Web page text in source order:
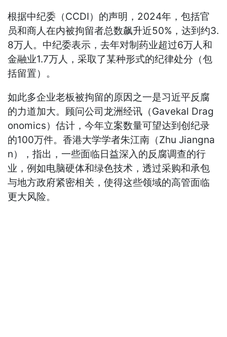
根据中纪委（CCDI）的声明，2024年，包括官
员和商人在内被拘留者总数飙升近50%，达到约3.
8万人。中纪委表示，去年对制药业超过6万人和
金融业1.7万人，采取了某种形式的纪律处分（包
括留置）。
如此多企业老板被拘留的原因之一是习近平反腐
的力道加大。顾问公司龙洲经讯（Gavekal Drag
onomics）估计，今年立案数量可望达到创纪录
的100万件。香港大学学者朱江南（Zhu Jiangna
n），指出，一些面临日益深入的反腐调查的行
业，例如电脑硬体和绿色技术，透过采购和承包
与地方政府紧密相关，使得这些领域的高管面临
更大风险。